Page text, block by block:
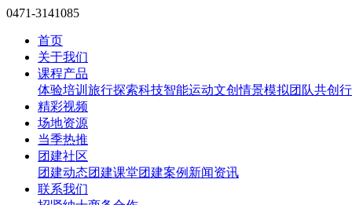
0471-3141085
首页
关于我们
课程产品
体验培训 旅行探索科技智能运动文创情景模拟团队共创
精彩视频
场地资源
当季热推
团建社区
团建动态团建课堂团建案例 新闻资讯
联系我们